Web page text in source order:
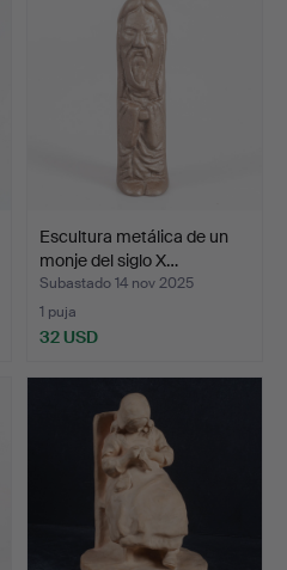
Escultura metálica de un
monje del siglo X…
Subastado 14 nov 2025
1 puja
32 USD